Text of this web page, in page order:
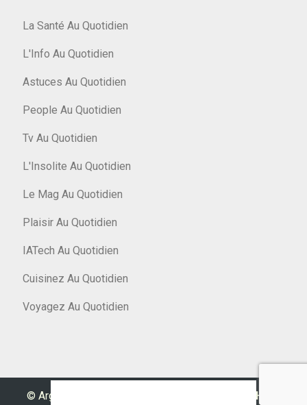
La Santé Au Quotidien
L'Info Au Quotidien
Astuces Au Quotidien
People Au Quotidien
Tv Au Quotidien
L'Insolite Au Quotidien
Le Mag Au Quotidien
Plaisir Au Quotidien
IATech Au Quotidien
Cuisinez Au Quotidien
Voyagez Au Quotidien
© Argent Au Quotidien 2026 PixaHive